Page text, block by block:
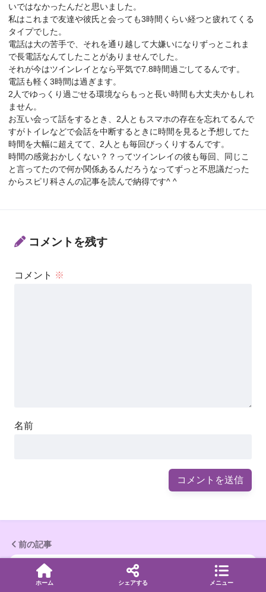
いではなかったんだと思いました。
私はこれまで友達や彼氏と会っても3時間くらい経つと疲れてくる
タイプでした。
電話は大の苦手で、それを通り越して大嫌いになりずっとこれま
で長電話なんてしたことがありませんでした。
それが今はツインレイとなら平気で7.8時間過ごしてるんです。
電話も軽く3時間は過ぎます。
2人でゆっくり過ごせる環境ならもっと長い時間も大丈夫かもしれ
ません。
お互い会って話をするとき、2人ともスマホの存在を忘れてるんで
すがトイレなどで会話を中断するときに時間を見ると予想してた
時間を大幅に超えてて、2人とも毎回びっくりするんです。
時間の感覚おかしくない？？ってツインレイの彼も毎回、同じこ
と言ってたので何か関係あるんだろうなってずっと不思議だった
からスピリ科さんの記事を読んで納得です^ ^
コメントを残す
コメント ※
名前
前の記事
ツインレイと物が壊れる現象の関係は？スピ
ホーム シェアする メニュー